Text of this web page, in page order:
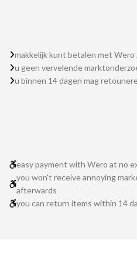
makkelijk kunt betalen met
u geen vervelende
u binnen 14 dagen mag
easy payment with Wero at no
you won't receive annoying
afterwards
you can return items within 14